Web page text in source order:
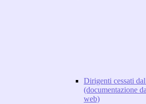
Dirigenti cessati
(documentazione
web)